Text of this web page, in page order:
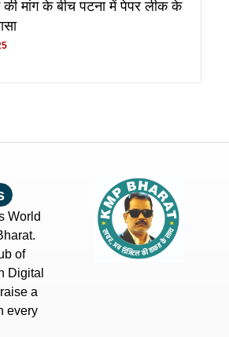
की मांग के बीच पटना में पेपर लीक के
World
of
Digital
a
every